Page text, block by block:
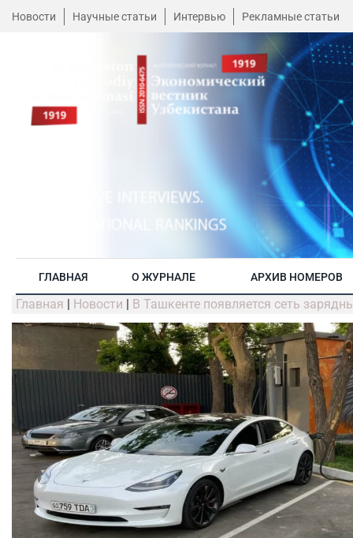
Новости Научные статьи Интервью Рекламные статьи
ГЛАВНАЯ О ЖУРНАЛЕ АРХИВ НОМЕРОВ
Главная | Новости | В Ташкенте появляется сеть